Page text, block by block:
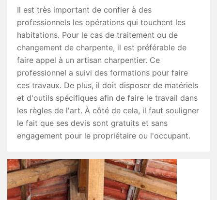
Il est très important de confier à des
professionnels les opérations qui touchent les
habitations. Pour le cas de traitement ou de
changement de charpente, il est préférable de
faire appel à un artisan charpentier. Ce
professionnel a suivi des formations pour faire
ces travaux. De plus, il doit disposer de matériels
et d'outils spécifiques afin de faire le travail dans
les règles de l'art. À côté de cela, il faut souligner
le fait que ses devis sont gratuits et sans
engagement pour le propriétaire ou l'occupant.